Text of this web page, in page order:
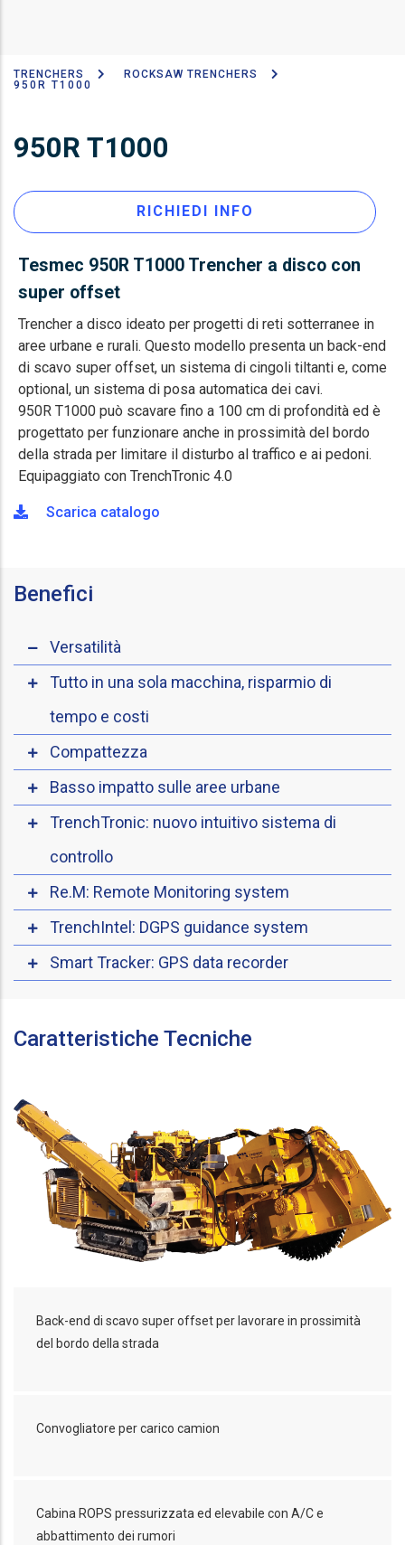
Breadcrumb
TRENCHERS
ROCKSAW TRENCHERS
950R T1000
950R T1000
RICHIEDI INFO
Tesmec 950R T1000 Trencher a disco con
super offset
Trencher a disco ideato per progetti di reti sotterranee in
aree urbane e rurali. Questo modello presenta un back-end
di scavo super offset, un sistema di cingoli tiltanti e, come
optional, un sistema di posa automatica dei cavi.
950R T1000 può scavare fino a 100 cm di profondità ed è
progettato per funzionare anche in prossimità del bordo
della strada per limitare il disturbo al traffico e ai pedoni.
Equipaggiato con TrenchTronic 4.0
Scarica catalogo
Benefici
Versatilità
Tutto in una sola macchina, risparmio di
tempo e costi
Compattezza
Basso impatto sulle aree urbane
TrenchTronic: nuovo intuitivo sistema di
controllo
Re.M: Remote Monitoring system
TrenchIntel: DGPS guidance system
Smart Tracker: GPS data recorder
Caratteristiche Tecniche
Back-end di scavo super offset per lavorare in prossimità
del bordo della strada
Convogliatore per carico camion
Cabina ROPS pressurizzata ed elevabile con A/C e
abbattimento dei rumori